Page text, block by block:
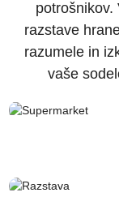
potrošnikov.
razstave
razumele in
vaše